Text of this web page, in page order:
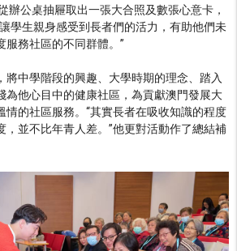
辦公桌抽屜取出一張大合照及數張心意卡，
學生親身感受到長者們的活力，有助他們未
服務社區的不同群體。”
將中學階段的興趣、大學時期的理念、踏入
為他心目中的健康社區，為貢獻澳門發展大
情的社區服務。“其實長者在吸收知識的程度
，並不比年青人差。”他更對活動作了總結補